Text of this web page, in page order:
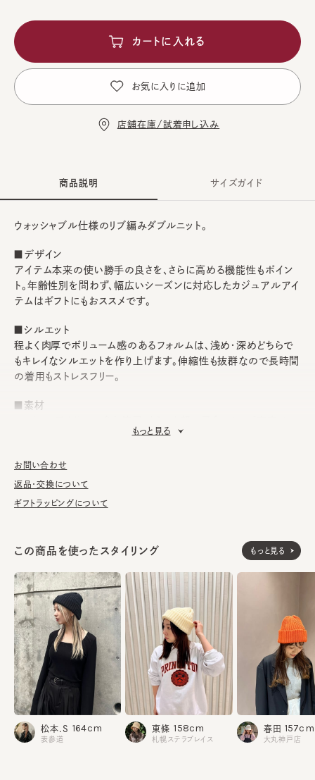
カートに入れる
お気に入りに追加
店舗在庫/試着申し込み
商品説明
ウォッシャブル仕様のリブ編みダブルニット。
■デザイン
アイテム本来の使い勝手の良さを、さらに高める機能性もポイン
ト。年齢性別を問わず、幅広いシーズンに対応したカジュアルアイ
テムはギフトにもおススメです。
■シルエット
程よく肉厚でボリューム感のあるフォルムは、浅め・深めどちらで
もキレイなシルエットを作り上げます。伸縮性も抜群なので長時間
の着用もストレスフリー。
■素材
手洗いが可能と春夏のデイリーユースにピッタリです。
■お手入れ方法
洗濯可能。洗うことにより風合いに多少の変化が起こります。お洗
素材 綿50% アクリル50%
生産国 made in JAPAN
もっと見る
サイズガイド
お問い合わせ
返品・交換について
ギフトラッピングについて
この商品を使ったスタイリング もっと見る
松本.S 164cm
表参道
東條 158cm
札幌ステラプレイス
春田 157cm
大丸神戸店